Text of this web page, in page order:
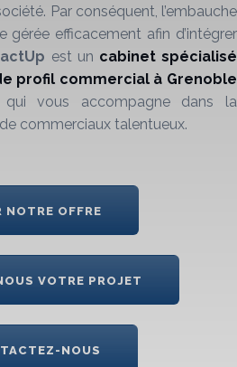
Par conséquent, l’embauche
gérée efficacement afin d’intégrer
est un cabinet spécialisé
profil commercial à Grenoble
vous accompagne dans la
commerciaux talentueux.
NOTRE OFFRE
VOTRE PROJET
NOUS